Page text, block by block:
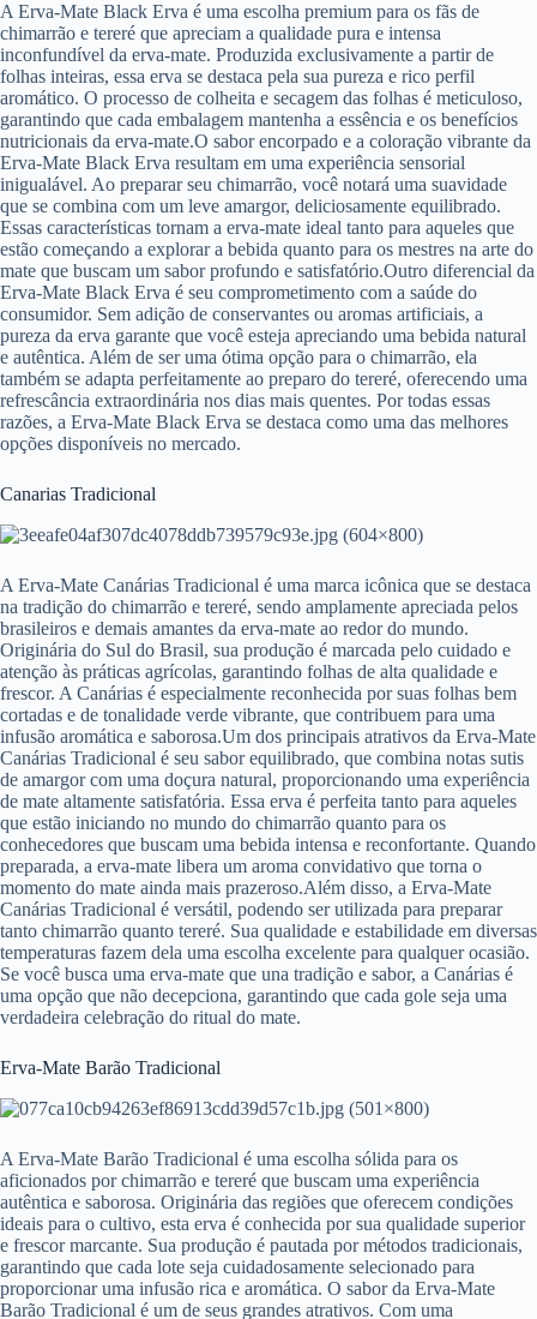
A Erva-Mate Black Erva é uma escolha premium para os fãs de
chimarrão e tereré que apreciam a qualidade pura e intensa
inconfundível da erva-mate. Produzida exclusivamente a partir de
folhas inteiras, essa erva se destaca pela sua pureza e rico perfil
aromático. O processo de colheita e secagem das folhas é meticuloso,
garantindo que cada embalagem mantenha a essência e os benefícios
nutricionais da erva-mate.O sabor encorpado e a coloração vibrante da
Erva-Mate Black Erva resultam em uma experiência sensorial
inigualável. Ao preparar seu chimarrão, você notará uma suavidade
que se combina com um leve amargor, deliciosamente equilibrado.
Essas características tornam a erva-mate ideal tanto para aqueles que
estão começando a explorar a bebida quanto para os mestres na arte do
mate que buscam um sabor profundo e satisfatório.Outro diferencial da
Erva-Mate Black Erva é seu comprometimento com a saúde do
consumidor. Sem adição de conservantes ou aromas artificiais, a
pureza da erva garante que você esteja apreciando uma bebida natural
e autêntica. Além de ser uma ótima opção para o chimarrão, ela
também se adapta perfeitamente ao preparo do tereré, oferecendo uma
refrescância extraordinária nos dias mais quentes. Por todas essas
razões, a Erva-Mate Black Erva se destaca como uma das melhores
opções disponíveis no mercado.
Canarias Tradicional
A Erva-Mate Canárias Tradicional é uma marca icônica que se destaca
na tradição do chimarrão e tereré, sendo amplamente apreciada pelos
brasileiros e demais amantes da erva-mate ao redor do mundo.
Originária do Sul do Brasil, sua produção é marcada pelo cuidado e
atenção às práticas agrícolas, garantindo folhas de alta qualidade e
frescor. A Canárias é especialmente reconhecida por suas folhas bem
cortadas e de tonalidade verde vibrante, que contribuem para uma
infusão aromática e saborosa.Um dos principais atrativos da Erva-Mate
Canárias Tradicional é seu sabor equilibrado, que combina notas sutis
de amargor com uma doçura natural, proporcionando uma experiência
de mate altamente satisfatória. Essa erva é perfeita tanto para aqueles
que estão iniciando no mundo do chimarrão quanto para os
conhecedores que buscam uma bebida intensa e reconfortante. Quando
preparada, a erva-mate libera um aroma convidativo que torna o
momento do mate ainda mais prazeroso.Além disso, a Erva-Mate
Canárias Tradicional é versátil, podendo ser utilizada para preparar
tanto chimarrão quanto tereré. Sua qualidade e estabilidade em diversas
temperaturas fazem dela uma escolha excelente para qualquer ocasião.
Se você busca uma erva-mate que una tradição e sabor, a Canárias é
uma opção que não decepciona, garantindo que cada gole seja uma
verdadeira celebração do ritual do mate.
Erva-Mate Barão Tradicional
A Erva-Mate Barão Tradicional é uma escolha sólida para os
aficionados por chimarrão e tereré que buscam uma experiência
autêntica e saborosa. Originária das regiões que oferecem condições
ideais para o cultivo, esta erva é conhecida por sua qualidade superior
e frescor marcante. Sua produção é pautada por métodos tradicionais,
garantindo que cada lote seja cuidadosamente selecionado para
proporcionar uma infusão rica e aromática. O sabor da Erva-Mate
Barão Tradicional é um de seus grandes atrativos. Com uma